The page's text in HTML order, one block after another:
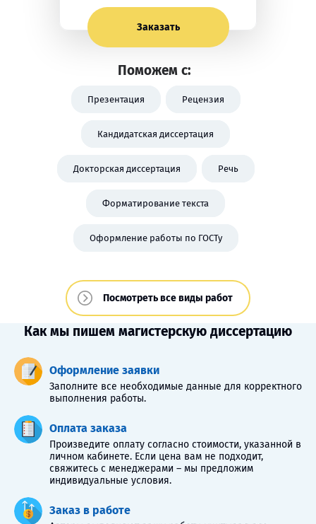
Заказать
Поможем с:
Презентация Рецензия
Кандидатская диссертация
Докторская диссертация Речь
Форматирование текста
Оформление работы по ГОСТу
Посмотреть все виды работ
Как мы пишем магистерскую диссертацию
Оформление заявки
Заполните все необходимые данные для корректного
выполнения работы.
Оплата заказа
Произведите оплату согласно стоимости, указанной в
личном кабинете. Если цена вам не подходит,
свяжитесь с менеджерами – мы предложим
индивидуальные условия.
Заказ в работе